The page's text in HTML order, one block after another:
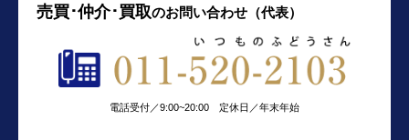
売買･仲介･買取のお問い合わせ（代表）
電話受付／9:00~20:00 定休日／年末年始